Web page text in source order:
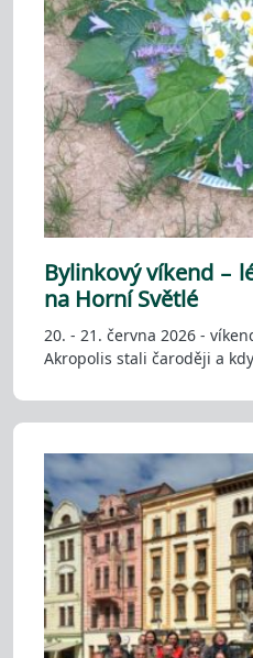
Bylinkový víkend –
na Horní Světlé
20. - 21. června 2026 -
Akropolis stali čaroději a